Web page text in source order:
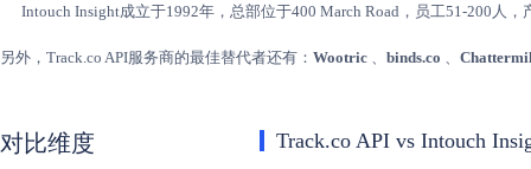
Intouch Insight成立于1992年，总部位于400 March Road，员工51-200人
另外，Track.co API服务商的最佳替代者还有： Wootric 、 binds.co 、
对比维度 Track.co API vs Intouch